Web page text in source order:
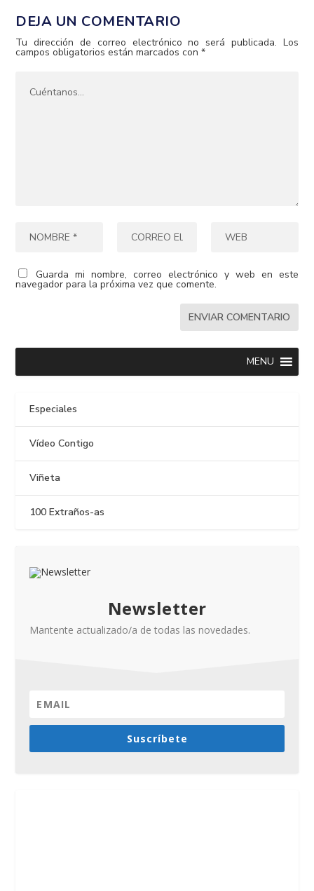
DEJA UN COMENTARIO
Tu dirección de correo electrónico no será publicada. Los
campos obligatorios están marcados con*
Guarda mi nombre, correo electrónico y web en este
navegador para la próxima vez que comente.
MENU
Especiales
Vídeo Contigo
Viñeta
100 Extraños-as
Newsletter
Mantente actualizado/a de todas las novedades.
Suscríbete